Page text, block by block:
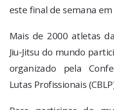
este final de semana em
Mais de 2000 atletas
Jiu-Jitsu do mundo
organizado pela
Lutas Profissionais